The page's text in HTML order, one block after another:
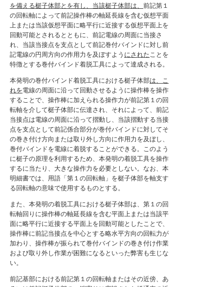
を備える梃子体部とを有し、当該梃子体部は、 前記第１
の回転軸によって前記操作棒の軸延長線を含む仮想平面
上または当該仮想平面に略平行に近接する仮想平面上を
回動可能とされるとともに、前記電線の周面に当接さ
れ、当該当接点を支点として前記巻付バインドに対し前
記電線の円周方向の作用力を及ぼすよう にされたことを
特徴とする巻付バインド着脱工具によって達成される。
本発明の巻付バインド着脱工具における梃子体部は、こ
れを電線の周面に沿って回動させるように操作棒を操作
することで、操作棒に加えられる操作力が前記第１の回
転軸を介して梃子体部に伝達され、それによって、前記
当接点は電線の周面に沿って摺動し、当該摺動する当接
点を支点として前記係合部分が巻付バインドに対してそ
の巻き付け方向または取り外し方向に作用力を及ぼし、
巻付バインドを電線に着脱することができる。このよう
に梃子の原理を利用するため、本発明の着脱工具を操作
するに当たり、大きな操作力を必要としない。なお、本
明細書では、用語「第１の回転軸」を梃子体部を軸支す
る回転軸の意味で使用するものとする。
また、本発明の着脱工具における梃子体部は、第１の回
転軸回りに操作棒の軸延長線を含む平面上または当該平
面に略平行に近接する平面上を回動可能としたことで、
操作棒に前記当接点を中心とする略水平方向の回転力が
加わり、操作棒が振られて巻付バインドの巻き付け作業
および取り外し作業が困難になるといった弊害も生じな
い。
前記基部における前記第１の回転軸またはその近傍、あ